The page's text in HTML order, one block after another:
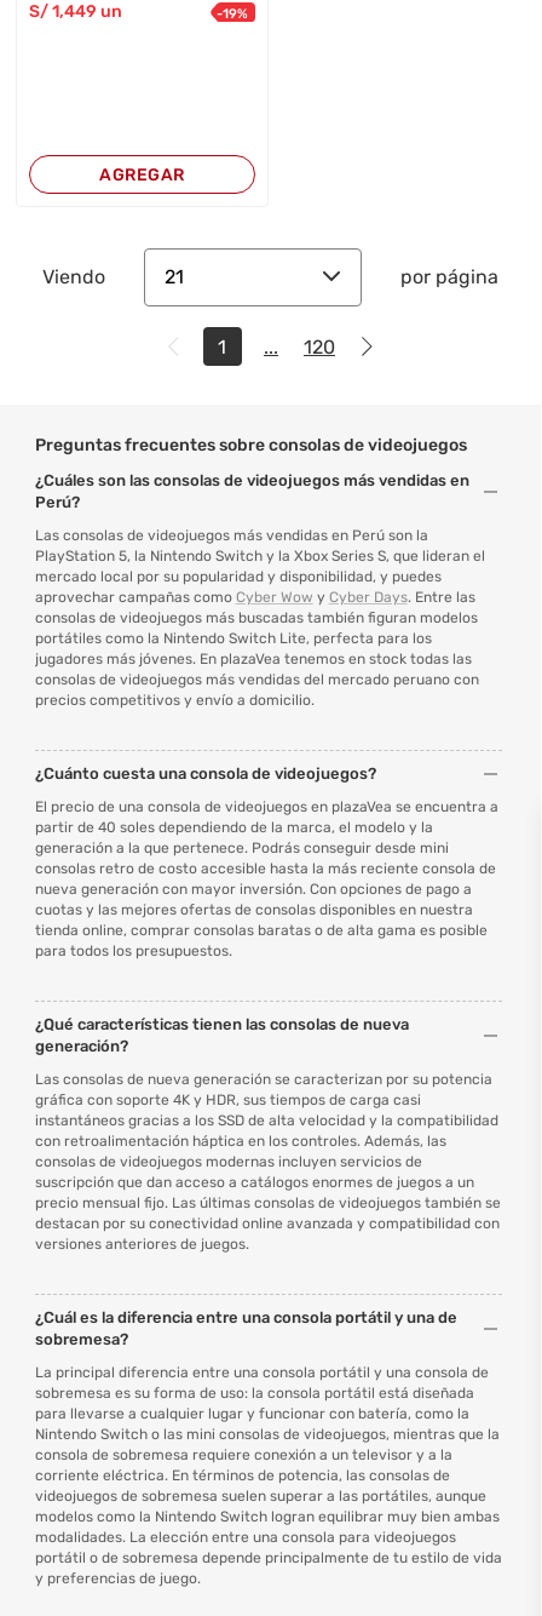
S/1,449 un -19%
AGREGAR
Viendo 21 por página
1 ... 120
Preguntas frecuentes sobre consolas de videojuegos
¿Cuáles son las consolas de videojuegos más vendidas en
Perú?
Las consolas de videojuegos más vendidas en Perú son la
PlayStation 5, la Nintendo Switch y la Xbox Series S, que lideran el
mercado local por su popularidad y disponibilidad, y puedes
aprovechar campañas como Cyber Wow y Cyber Days. Entre las
consolas de videojuegos más buscadas también figuran modelos
portátiles como la Nintendo Switch Lite, perfecta para los
jugadores más jóvenes. En plazaVea tenemos en stock todas las
consolas de videojuegos más vendidas del mercado peruano con
precios competitivos y envío a domicilio.
¿Cuánto cuesta una consola de videojuegos?
El precio de una consola de videojuegos en plazaVea se encuentra a
partir de 40 soles dependiendo de la marca, el modelo y la
generación a la que pertenece. Podrás conseguir desde mini
consolas retro de costo accesible hasta la más reciente consola de
nueva generación con mayor inversión. Con opciones de pago a
cuotas y las mejores ofertas de consolas disponibles en nuestra
tienda online, comprar consolas baratas o de alta gama es posible
para todos los presupuestos.
¿Qué características tienen las consolas de nueva
generación?
Las consolas de nueva generación se caracterizan por su potencia
gráfica con soporte 4K y HDR, sus tiempos de carga casi
instantáneos gracias a los SSD de alta velocidad y la compatibilidad
con retroalimentación háptica en los controles. Además, las
consolas de videojuegos modernas incluyen servicios de
suscripción que dan acceso a catálogos enormes de juegos a un
precio mensual fijo. Las últimas consolas de videojuegos también se
destacan por su conectividad online avanzada y compatibilidad con
versiones anteriores de juegos.
¿Cuál es la diferencia entre una consola portátil y una de
sobremesa?
La principal diferencia entre una consola portátil y una consola de
sobremesa es su forma de uso: la consola portátil está diseñada
para llevarse a cualquier lugar y funcionar con batería, como la
Nintendo Switch o las mini consolas de videojuegos, mientras que la
consola de sobremesa requiere conexión a un televisor y a la
corriente eléctrica. En términos de potencia, las consolas de
videojuegos de sobremesa suelen superar a las portátiles, aunque
modelos como la Nintendo Switch logran equilibrar muy bien ambas
modalidades. La elección entre una consola para videojuegos
portátil o de sobremesa depende principalmente de tu estilo de vida
y preferencias de juego.